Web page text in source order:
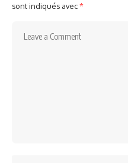
sont indiqués avec*